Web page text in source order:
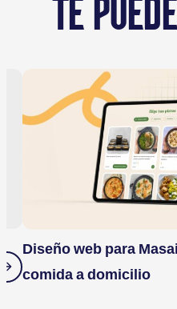
TE
Diseño web para
comida a domicilio